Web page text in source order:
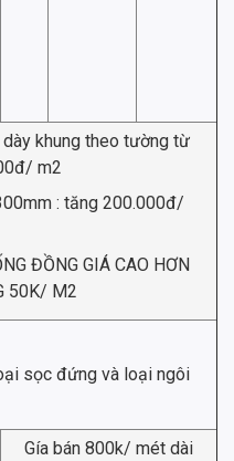
dày khung theo tường từ
m2
: tăng 200.000đ/
ĐỒNG GIÁ CAO HƠN
50K/ M2
sọc đứng và loại ngôi
Gía bán 800k/ mét dài